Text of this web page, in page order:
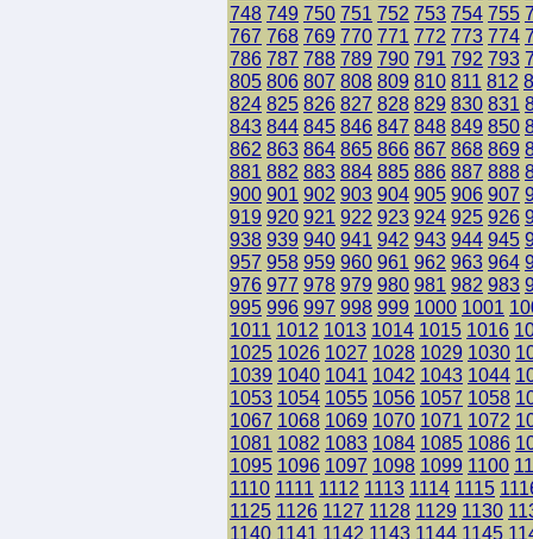
748 749 750 751 752 753 754 755
767 768 769 770 771 772 773 774
786 787 788 789 790 791 792 793
805 806 807 808 809 810 811 812
824 825 826 827 828 829 830 831
843 844 845 846 847 848 849 850
862 863 864 865 866 867 868 869
881 882 883 884 885 886 887 888
900 901 902 903 904 905 906 907
919 920 921 922 923 924 925 926
938 939 940 941 942 943 944 945
957 958 959 960 961 962 963 964
976 977 978 979 980 981 982 983
995 996 997 998 999 1000 1001
1011 1012 1013 1014 1015 1016
1025 1026 1027 1028 1029 1030
1039 1040 1041 1042 1043 1044
1053 1054 1055 1056 1057 1058
1067 1068 1069 1070 1071 1072
1081 1082 1083 1084 1085 1086
1095 1096 1097 1098 1099 1100
1110 1111 1112 1113 1114 1115
1125 1126 1127 1128 1129 1130
1140 1141 1142 1143 1144 1145